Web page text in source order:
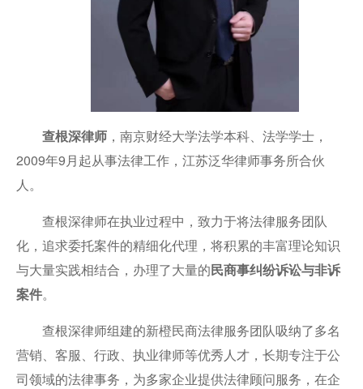
查根深律师 ，南京财经大学法学本科、法学学士，
2009年9月起从事法律工作，江苏泛华律师事务所合伙
人。
查根深律师在执业过程中，致力于将法律服务团队
化，追求委托案件的精细化代理，将积累的丰富理论知识
与大量实践相结合，办理了大量的民商事纠纷诉讼与非诉
案件。
查根深律师组建的新橙民商法律服务团队吸纳了多名
营销、客服、行政、执业律师等优秀人才，长期专注于公
司领域的法律事务，为多家企业提供法律顾问服务，在企